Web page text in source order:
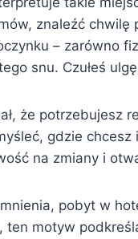
znaleźć
– zarówno
snu. Czułeś
że potrzebujesz
gdzie chcesz
na zmiany i
pobyt w
, ten motyw